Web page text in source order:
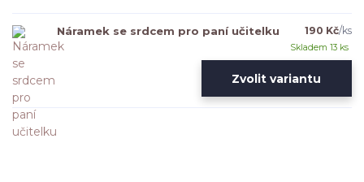
Náramek se srdcem pro paní učitelku 190 Kč/ks
Skladem 13 ks
Zvolit variantu